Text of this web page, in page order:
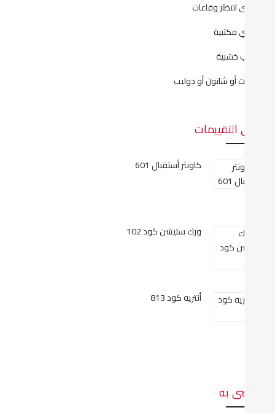
انتظار وقاعات
مكتبية
خشبية
أو شانون أو دوليب
التقييمات
كاونتر أستقبال 601
ورك ستيشن كود 102
أنتريه كود 813
به